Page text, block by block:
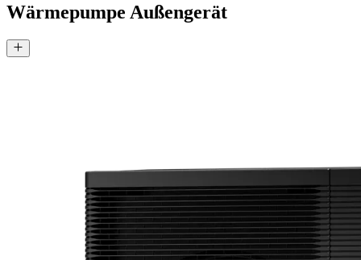
Wärmepumpe Außengerät